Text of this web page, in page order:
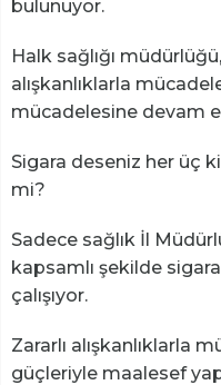
bulunuyor.
Halk sağlığı
alışkanlıklarla
mücadelesine devam
Sigara deseniz her üç
mi?
Sadece sağlık İl
kapsamlı şekilde
çalışıyor.
Zararlı alışkanlıklarla
güçleriyle maalesef